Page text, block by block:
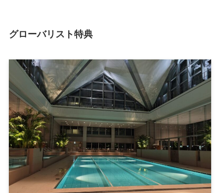
グローバリスト特典